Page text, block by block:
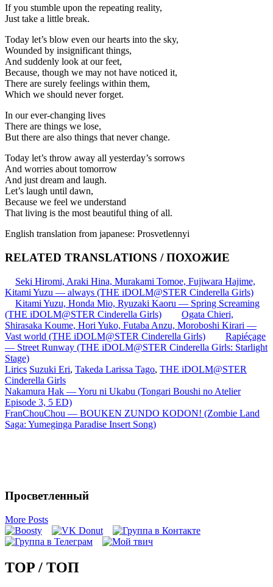
If you stumble upon the repeating reality,
Just take a little break.
Today let’s blow even our hearts into the sky,
Wounded by insignificant things,
And suddenly look at our feet,
Because, though we may not have noticed it,
There are surely feelings within them,
Which we should never forget.
In our ever-changing lives
There are things we lose,
But there are also things that never change.
Today let’s throw away all yesterday’s sorrows
And worries about tomorrow
And just dream and laugh.
Let’s laugh until dawn,
Because we feel we understand
That living is the most beautiful thing of all.
English translation from japanese: Prosvetlennyi
RELATED TRANSLATIONS / ПОХОЖИЕ
Seki Hiromi, Araki Hina, Murakami Tomoe, Fujiwara Hajime,
Kitami Yuzu — always (THE iDOLM@STER Cinderella Girls)
Kitami Yuzu, Honda Mio, Ryuzaki Kaoru — Spring Screaming
(THE iDOLM@STER Cinderella Girls)
Ogata Chieri,
Shirasaka Koume, Hori Yuko, Futaba Anzu, Moroboshi Kirari —
Vast world (THE iDOLM@STER Cinderella Girls)
Rapiéçage
— Street Runway (THE iDOLM@STER Cinderella Girls: Starlight
Stage)
Lirics Suzuki Eri, Takeda Larissa Tago, THE iDOLM@STER
Cinderella Girls
Запись
навигация
Nakamura Hak — Yoru ni Ukabu (Tongari Boushi no Atelier
Episode 3, 5 ED)
FranChouChou — BOUKEN ZUNDO KODON! (Zombie Land
Saga: Yumeginga Paradise Insert Song)
Просветленный
More Posts
TOP / ТОП